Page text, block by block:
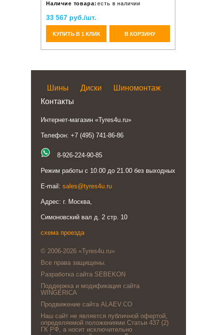
Наличие товара: есть в наличии
33 567 руб./шт.
КУПИТЬ В 1 КЛИК В КОРЗИНУ
Шины Диски
Шиномонтаж
Контакты
Интернет-магазин «Tyres4u.ru»
Телефон: +7 (495) 741-86-86
8-926-224-90-85
Режим работы с 10.00 до 21.00 без выходных
E-mail: sales@tyres4u.ru
Адрес: г. Москва,
Симоновский вал д. 2 стр. 10
схема проезда
© 2006-2026 «Tyres4u.ru»
Все права защищены.
Разработка сайта SEBEKON
Поддержка и модификация сайта
WINGERICA
Продвижение сайта ALAEV.CO
Наш сайт не является публичной офертой,
определяемой положениями Статьи 437 (2)
ГК РФ, а носит исключительно